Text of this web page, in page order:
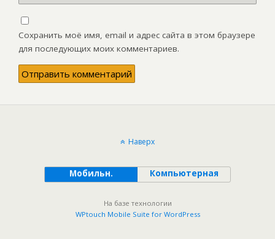
Сохранить моё имя, email и адрес сайта в этом браузере
для последующих моих комментариев.
Наверх
Мобильн. Компьютерная
На базе технологии
WPtouch Mobile Suite for WordPress